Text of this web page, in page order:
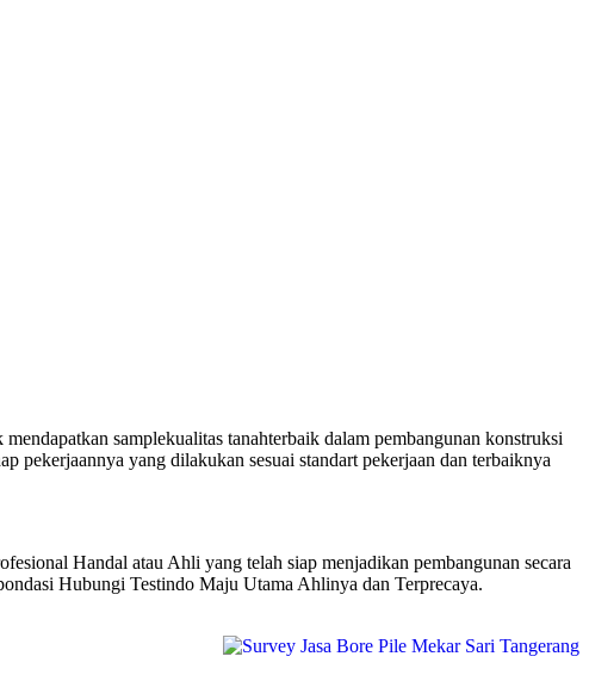
samplekualitas tanahterbaik dalam pembangunan konstruksi
pekerjaannya yang dilakukan sesuai standart pekerjaan dan terbaiknya
Handal atau Ahli yang telah siap menjadikan pembangunan secara
Hubungi Testindo Maju Utama Ahlinya dan Terprecaya.